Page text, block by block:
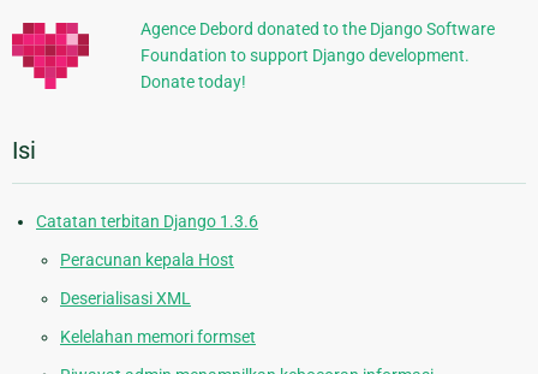
Agence Debord donated to the Django Software
Foundation to support Django development.
Donate today!
Isi
Catatan terbitan Django 1.3.6
Peracunan kepala Host
Deserialisasi XML
Kelelahan memori formset